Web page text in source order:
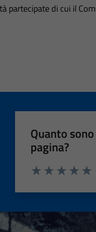
partecipate di cui il
Quanto
pagina?